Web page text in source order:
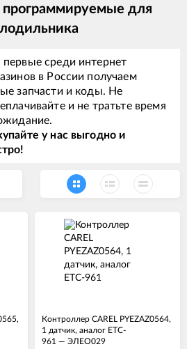
программируемые для
среди интернет
в России получаем
запчасти и коды. Не
и не тратьте время
у нас выгодно и
Контроллер СAREL PYEZAZ0564,
1 датчик, аналог ETC-
961 — ЭЛЕО029